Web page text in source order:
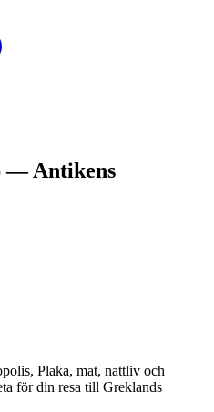
— Antikens
Plaka, mat, nattliv och
för din resa till Greklands